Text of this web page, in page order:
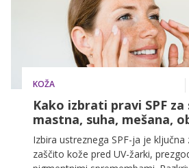
KOŽA
Kako izbrati pravi SPF
mastna, suha, mešana,
Izbira ustreznega SPF-ja je ključna
zaščito kože pred UV-žarki,